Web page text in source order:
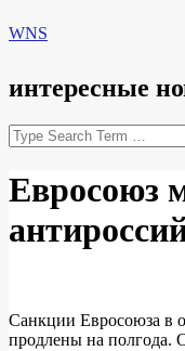
WNS
интересные
Search
Евросоюз
Санкции Евросоюза в
продлены на полгода.